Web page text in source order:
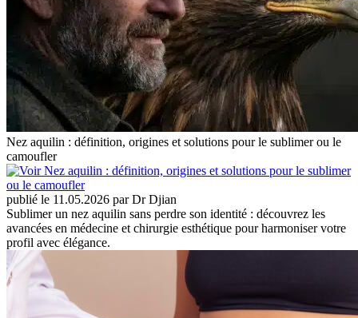
Nez aquilin : définition, origines et solutions pour le sublimer ou le
camoufler
publié le 11.05.2026 par Dr Djian
Sublimer un nez aquilin sans perdre son identité : découvrez les
avancées en médecine et chirurgie esthétique pour harmoniser votre
profil avec élégance.